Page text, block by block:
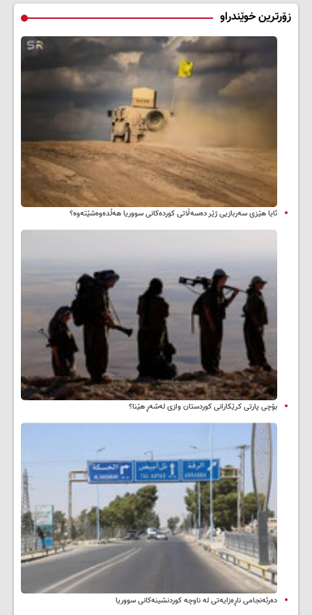
زۆرترین خوێندراو
ئایا هێزی سەربازیی ژێر دەسەڵاتی کوردەکانی سووریا هەڵدەوەشێتەوە؟
بۆچی پارتی کرێکارانی کوردستان وازی لەشەڕ هێنا؟
دەرئەنجامی ناڕەزایەتی لە ناوچە کوردنشینەکانی سووریا